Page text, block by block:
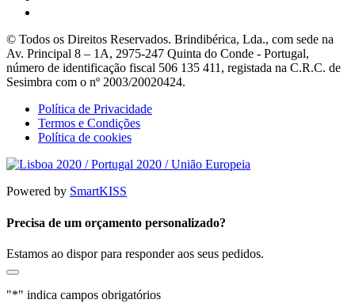
© Todos os Direitos Reservados. Brindibérica, Lda., com sede na
Av. Principal 8 – 1A, 2975-247 Quinta do Conde - Portugal,
número de identificação fiscal 506 135 411, registada na C.R.C. de
Sesimbra com o nº 2003/20020424.
Política de Privacidade
Termos e Condições
Política de cookies
Powered by SmartKISS
Precisa de um orçamento personalizado?
Estamos ao dispor para responder aos seus pedidos.
"*" indica campos obrigatórios